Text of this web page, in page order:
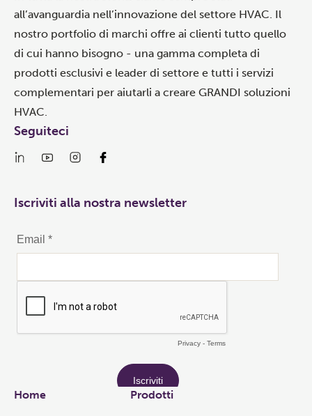
all’avanguardia nell’innovazione del settore HVAC. Il
nostro portfolio di marchi offre ai clienti tutto quello
di cui hanno bisogno - una gamma completa di
prodotti esclusivi e leader di settore e tutti i servizi
complementari per aiutarli a creare GRANDI soluzioni
HVAC.
Links
Home Prodotti
Seguiteci
Iscriviti alla nostra newsletter